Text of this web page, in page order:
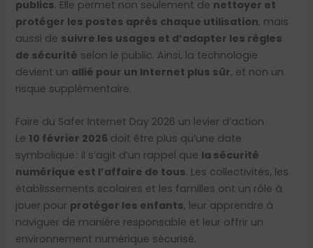
publics. Elle permet non seulement de nettoyer et
protéger les postes après chaque utilisation, mais
aussi de suivre les usages et d’adapter les règles
de sécurité selon le public. Ainsi, la technologie
devient un allié pour un Internet plus sûr, et non un
risque supplémentaire.
Faire du Safer Internet Day 2026 un levier d’action
Le 10 février 2026 doit être plus qu’une date
symbolique : il s’agit d’un rappel que la sécurité
numérique est l’affaire de tous. Les collectivités, les
établissements scolaires et les familles ont un rôle à
jouer pour protéger les enfants, leur apprendre à
naviguer de manière responsable et leur offrir un
environnement numérique sécurisé.